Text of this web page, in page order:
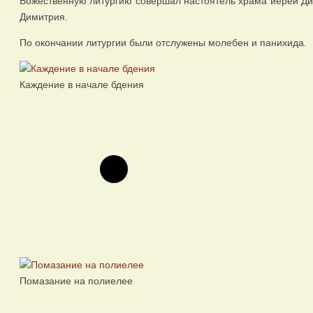
Димитрия.
По окончании литургии были отслужены молебен и панихида.
Каждение в начале бдения
Помазание на полиелее